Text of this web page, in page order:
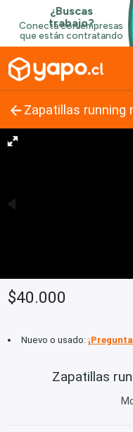
$40.000
Nuevo o usado:
Zapatillas